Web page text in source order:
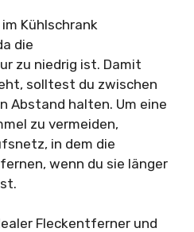
Kühlschrank
die
zu niedrig ist. Damit
solltest du zwischen
Abstand halten. Um eine
zu vermeiden,
in dem die
wenn du sie länger
Fleckentferner und